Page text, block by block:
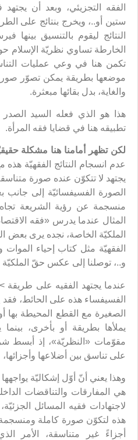
الفقه التجزيئي، وبعد أن
ستين أو..، ويخرج بنتائج على
النتائج ليقوم بالتنسيق
الخارطة تساوي نظريّة الإسلام
تكمن هنا في وعي عمليات
موضعها بطريقة يمكن تصوّر
والغاية، بدل بقائها مبعثرة.
هذا هو الذي فعله السيد الصدر
تطبيقه هنا في قضايا فقه المرأة.
لكن تظهر أمامنا هنا مشكلة
عدم انسجام النتائج الفقهيّة هذه
يجتهد لا تتكوّن عنده صورة
الصورة الفسيفسائيّة إلى
منسجمة عن رؤية الشريعة
المثال عندما يدرس «فقه
الملكيّة الخاصة، نجده يرى بعض
الفقهيّة مثل كتاب إحياء
و..، توصلنا إلى عكس حقّ الملكيّة
عندما يجتهد الفقيه على طريقة
الفسيفساء هذه على الحائط،
الصغيرة مع القطع المحيطة بها
يملأها بطريقة أو بأخرى،
مقوّمات «النظريّة»، إذ أبسط
على تناسق بين أضلاعها
وهذا يعني أنّ أوّل إشكاليّة
هي المفارقات والتناقضات
لاجتهادات فقيه المسائل
هذه لتكوّن صورة كاملة
أجزاءً غير متناسقة، الأمر